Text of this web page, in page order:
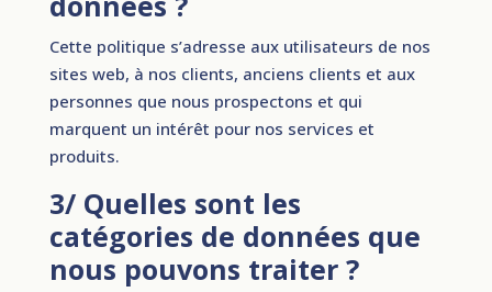
Cette politique s’adresse aux utilisateurs de nos
sites web, à nos clients, anciens clients et aux
personnes que nous prospectons et qui
marquent un intérêt pour nos services et
produits.
3/ Quelles sont les
catégories de données que
nous pouvons traiter ?